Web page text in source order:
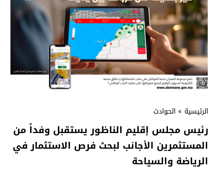
الرئيسية » الحوادث
رئيس مجلس إقليم الناظور يستقبل وفداً من
المستثمرين الأجانب لبحث فرص الاستثمار في
الرياضة والسياحة